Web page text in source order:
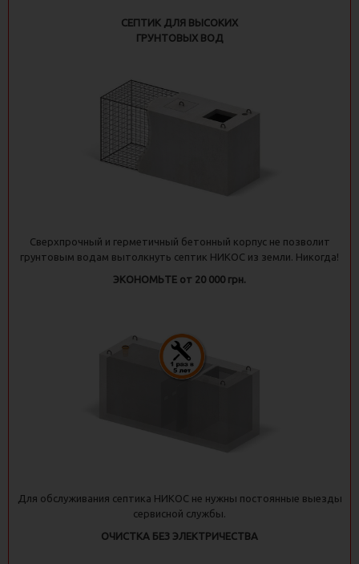
СЕПТИК ДЛЯ ВЫСОКИХ
ГРУНТОВЫХ ВОД
Сверхпрочный и герметичный бетонный корпус не позволит
грунтовым водам вытолкнуть септик НИКОС из земли. Никогда!
ЭКОНОМЬТЕ от 20 000 грн.
Для обслуживания септика НИКОС не нужны постоянные выезды
сервисной службы.
ОЧИСТКА БЕЗ ЭЛЕКТРИЧЕСТВА